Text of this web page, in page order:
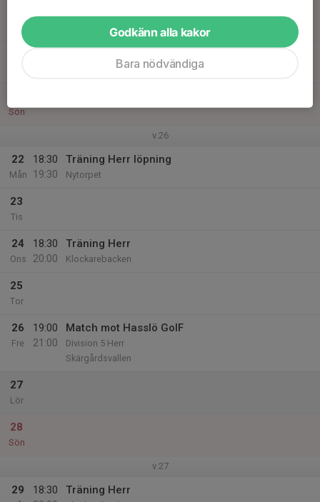
Fre
Sön
v.26
22
Mån
18:30
19:30
Träning Herr löpning
Nytorpet
23
Tis
24
Ons
18:30
20:00
Träning Herr
Klockarebacken
25
Tor
26
Fre
19:00
21:00
Match mot Hasslö GoIF
Division 5 Herr
Skärgårdsvallen
27
Lör
28
Sön
v.27
29
18:30
Träning Herr
Godkänn alla kakor
Bara nödvändiga